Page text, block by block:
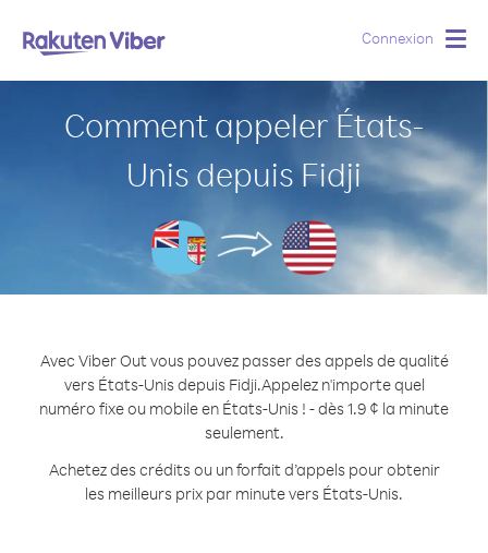
Connexion
Comment appeler États-
Unis depuis Fidji
Avec Viber Out vous pouvez passer des appels de qualité
vers États-Unis depuis Fidji.Appelez n'importe quel
numéro fixe ou mobile en États-Unis ! - dès 1.9 ¢ la minute
seulement.
Achetez des crédits ou un forfait d’appels pour obtenir
les meilleurs prix par minute vers États-Unis.